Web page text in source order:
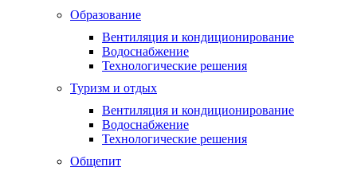
Образование
Вентиляция и кондиционирование
Водоснабжение
Технологические решения
Туризм и отдых
Вентиляция и кондиционирование
Водоснабжение
Технологические решения
Общепит